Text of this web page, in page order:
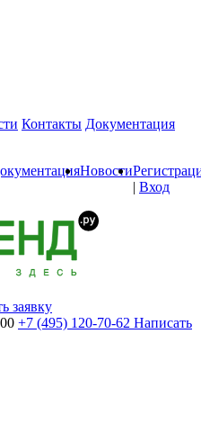
Контакты Документация
Новости
| Вход
заявку
+7 (495) 120-70-62 Написать